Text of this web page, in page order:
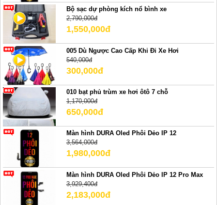
Bộ sạc dự phòng kích nổ bình xe
2,790,000đ
1,550,000đ
005 Dù Ngược Cao Cấp Khi Đi Xe Hơi
540,000đ
300,000đ
010 bạt phủ trùm xe hơi ôtô 7 chỗ
1,170,000đ
650,000đ
Màn hình DURA Oled Phôi Dẻo IP 12
3,564,000đ
1,980,000đ
Màn hình DURA Oled Phôi Dẻo IP 12 Pro Max
3,929,400đ
2,183,000đ